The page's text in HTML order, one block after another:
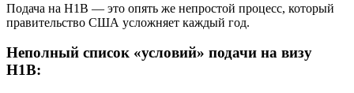
Подача на H1B — это опять же непростой процесс, который
правительство США усложняет каждый год.
Неполный список «условий» подачи на визу
H1B: